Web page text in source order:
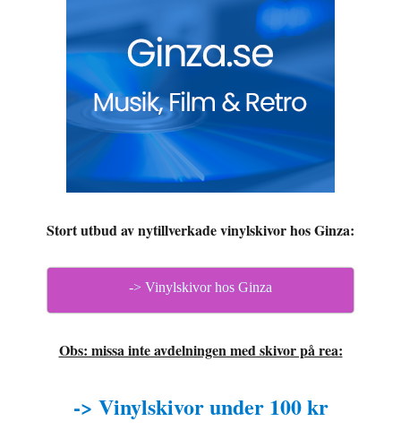
Stort utbud av nytillverkade vinylskivor hos Ginza:
-> Vinylskivor hos Ginza
Obs: missa inte avdelningen med skivor på rea:
-> Vinylskivor under 100 kr